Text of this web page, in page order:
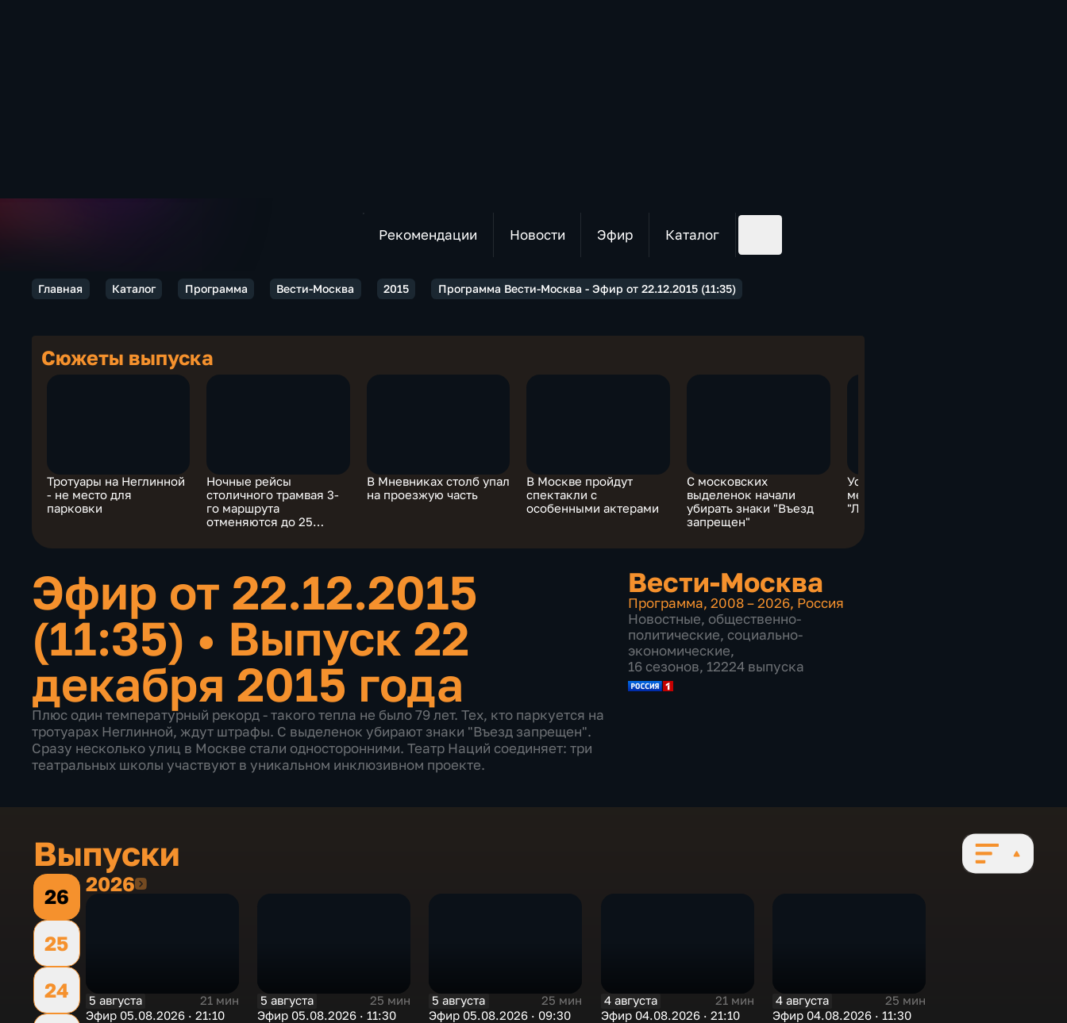
Рекомендации Новости Эфир Каталог
Главная Каталог Программа Вести-Москва 2015 Программа Вести-Москва - Эфир от 22.12.2015 (11:35)
Сюжеты выпуска
Тротуары на Неглинной
- не место для
парковки
Ночные рейсы
столичного трамвая 3-
го маршрута
отменяются до 25
В Мневниках столб упал
на проезжую часть
В Москве пройдут
спектакли с
особенными актерами
С московских
выделенок начали
убирать знаки "Въезд
запрещен"
Устойчивый плюс
мешает созданию
"Ледяной Москвы"
Эфир от 22.12.2015
(11:35) • Выпуск 22
декабря 2015 года
Плюс один температурный рекорд - такого тепла не было 79 лет. Тех, кто паркуется на
тротуарах Неглинной, ждут штрафы. С выделенок убирают знаки "Въезд запрещен".
Сразу несколько улиц в Москве стали односторонними. Театр Наций соединяет: три
театральных школы участвуют в уникальном инклюзивном проекте.
Вести-Москва
Программа, 2008 – 2026, Россия
Новостные, общественно-
политические, социально-
экономические,
16 сезонов, 12224 выпуска
Выпуски
26
25
24
20262026
5 августа
21 мин
Эфир 05.08.2026 · 21:10
5 августа
25 мин
Эфир 05.08.2026 · 11:30
5 августа
25 мин
Эфир 05.08.2026 · 09:30
4 августа
21 мин
Эфир 04.08.2026 · 21:10
4 августа
25 мин
Эфир 04.08.2026 · 11:30